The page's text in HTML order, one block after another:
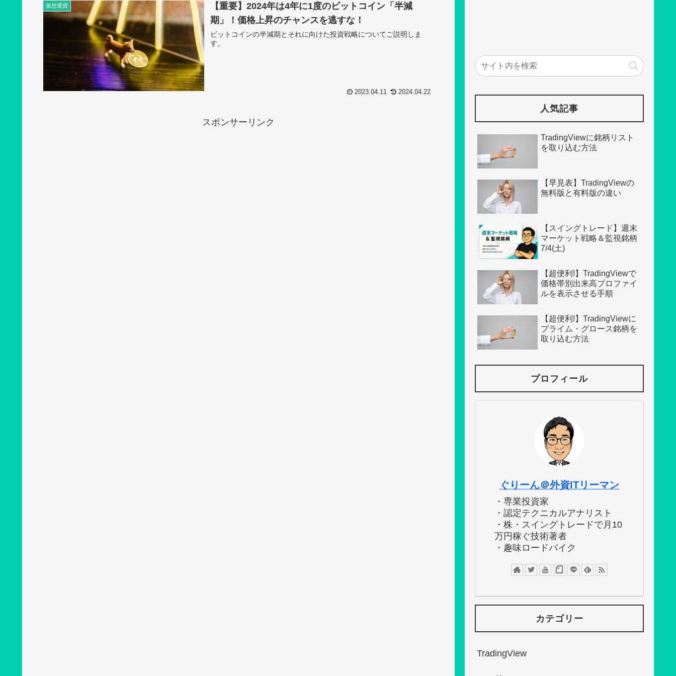
仮想通貨
【重要】2024年は4年に1度のビットコイン「半減
期」！価格上昇のチャンスを逃すな！
ビットコインの半減期とそれに向けた投資戦略についてご説明しま
す。
2023.04.11 2024.04.22
スポンサーリンク
人気記事
TradingViewに銘柄リスト
を取り込む方法
【早見表】TradingViewの
無料版と有料版の違い
【スイングトレード】週末
マーケット戦略＆監視銘柄
7/4(土)
【超便利!】TradingViewで
価格帯別出来高プロファイ
ルを表示させる手順
【超便利!】TradingViewに
プライム・グロース銘柄を
取り込む方法
プロフィール
ぐりーん＠外資ITリーマン
・専業投資家
・認定テクニカルアナリスト
・株・スイングトレードで月10
万円稼ぐ技術著者
・趣味ロードバイク
カテゴリー
TradingView